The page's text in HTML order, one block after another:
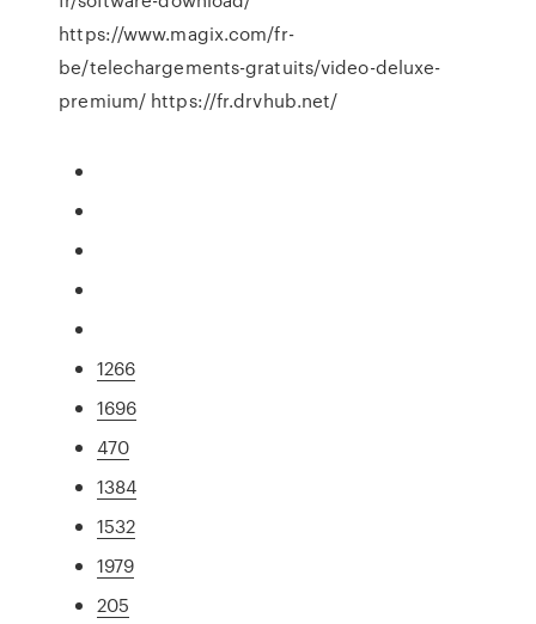
https://www.magix.com/fr-
be/telechargements-gratuits/video-deluxe-
premium/ https://fr.drvhub.net/
1266
1696
470
1384
1532
1979
205